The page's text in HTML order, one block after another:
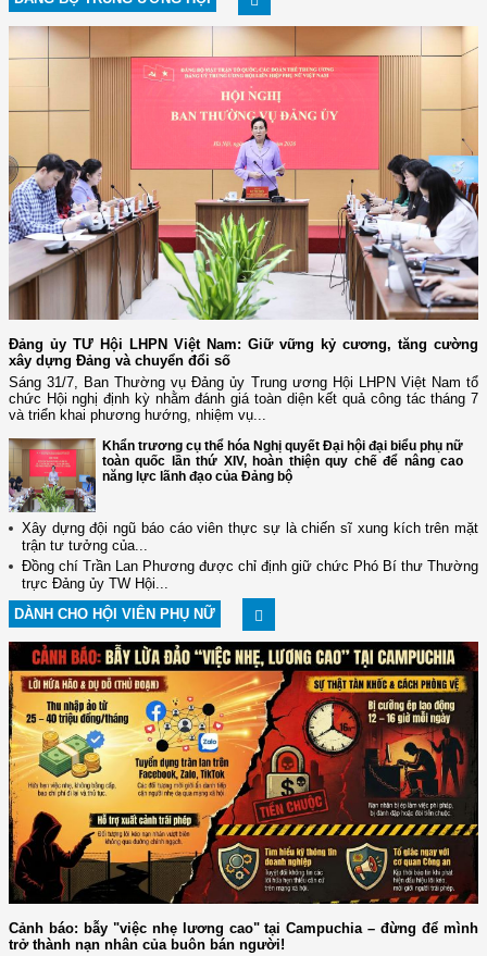
Đảng ủy TƯ Hội LHPN Việt Nam: Giữ vững kỷ cương, tăng cường
xây dựng Đảng và chuyển đổi số
Sáng 31/7, Ban Thường vụ Đảng ủy Trung ương Hội LHPN Việt Nam tổ
chức Hội nghị định kỳ nhằm đánh giá toàn diện kết quả công tác tháng 7
và triển khai phương hướng, nhiệm vụ...
Khẩn trương cụ thể hóa Nghị quyết Đại hội đại biểu phụ nữ
toàn quốc lần thứ XIV, hoàn thiện quy chế để nâng cao
năng lực lãnh đạo của Đảng bộ
Xây dựng đội ngũ báo cáo viên thực sự là chiến sĩ xung kích trên mặt
trận tư tưởng của...
Đồng chí Trần Lan Phương được chỉ định giữ chức Phó Bí thư Thường
trực Đảng ủy TW Hội...
DÀNH CHO HỘI VIÊN PHỤ NỮ
Cảnh báo: bẫy "việc nhẹ lương cao" tại Campuchia – đừng để mình
trở thành nạn nhân của buôn bán người!